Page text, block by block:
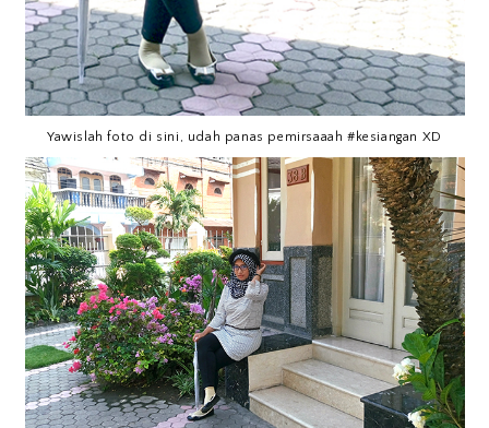
Yawislah foto di sini, udah panas pemirsaaah #kesiangan XD